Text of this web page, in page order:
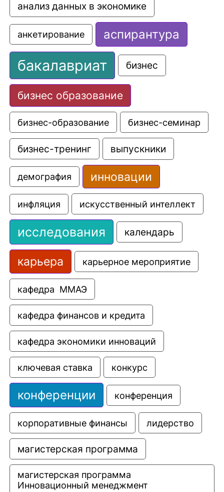
анализ данных в экономике
анкетирование аспирантура
бакалавриат бизнес
бизнес образование
бизнес-образование бизнес-семинар
бизнес-тренинг выпускники
демография инновации
инфляция искусственный интеллект
исследования календарь
карьера карьерное мероприятие
кафедра  ММАЭ
кафедра финансов и кредита
кафедра экономики инноваций
ключевая ставка конкурс
конференции конференция
корпоративные финансы лидерство
магистерская программа
магистерская программа
Инновационный менеджмент